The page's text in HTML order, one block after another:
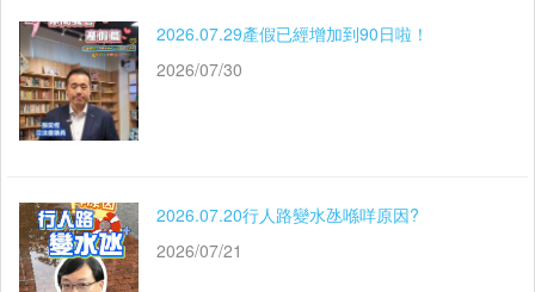
2026.07.29產假已經增加到90日啦！
2026/07/30
2026.07.20行人路變水氹喺咩原因?
2026/07/21